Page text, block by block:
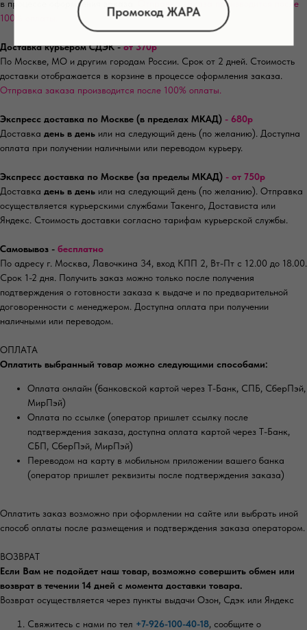
Промокод ЖАРА
в процессе оформления заказа.
Отправка заказа производится после
100% оплаты.
Доставка курьером СДЭК -от 370р
По Москве, МО и другим городам России. Срок от 2 дней. Стоимость
доставки отображается в корзине в процессе оформления заказа.
Отправка заказа производится после 100% оплаты.
Экспресс доставка по Москве (в пределах МКАД) - 680р
Доставка день в день или на следующий день (по желанию). Доступна
оплата при получении наличными или переводом курьеру.
Экспресс доставка по Москве (за пределы МКАД) - от 750р
Доставка день в день или на следующий день (по желанию). Отправка
осуществляется курьерскими службами Такенго, Достависта или
Яндекс. Стоимость доставки согласно тарифам курьерской службы.
Самовывоз - бесплатно
По адресу г. Москва, Лавочкина 34, вход КПП 2, Вт-Пт с 12.00 до 18.00.
Срок 1-2 дня. Получить заказ можно только после получения
подтверждения о готовности заказа к выдаче и по предварительной
договоренности с менеджером. Доступна оплата при получении
наличными или переводом.
ОПЛАТА
Оплатить выбранный товар можно следующими способами:
Оплата онлайн (банковской картой через Т-Банк, СПБ, СберПэй,
МирПэй)
Оплата по ссылке (оператор пришлет ссылку после
подтверждения заказа, доступна оплата картой через Т-Банк,
СБП, СберПэй, МирПэй)
Переводом на карту в мобильном приложении вашего банка
(оператор пришлет реквизиты после подтверждения заказа)
Оплатить заказ возможно при оформлении на сайте или выбрать иной
способ оплаты после размещения и подтверждения заказа оператором.
ВОЗВРАТ
Если Вам не подойдет наш товар, возможно совершить обмен или
возврат в течении 14 дней с момента доставки товара.
Возврат осуществляется через пункты выдачи Озон, Сдэк или Яндекс
Свяжитесь с нами по тел +7-926-100-40-18, сообщите о